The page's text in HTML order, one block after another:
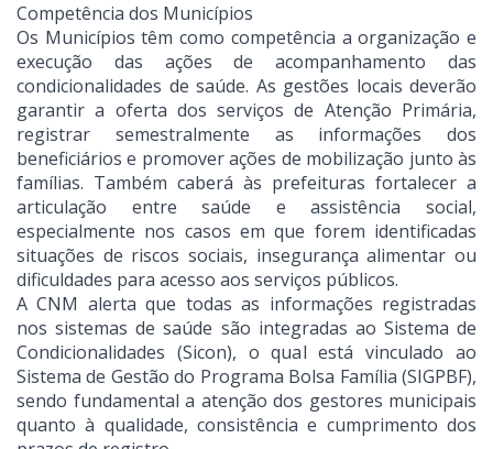
Competência dos Municípios
Os Municípios têm como competência a organização e
execução das ações de acompanhamento das
condicionalidades de saúde. As gestões locais deverão
garantir a oferta dos serviços de Atenção Primária,
registrar semestralmente as informações dos
beneficiários e promover ações de mobilização junto às
famílias. Também caberá às prefeituras fortalecer a
articulação entre saúde e assistência social,
especialmente nos casos em que forem identificadas
situações de riscos sociais, insegurança alimentar ou
dificuldades para acesso aos serviços públicos.
A CNM alerta que todas as informações registradas
nos sistemas de saúde são integradas ao Sistema de
Condicionalidades (Sicon), o qual está vinculado ao
Sistema de Gestão do Programa Bolsa Família (SIGPBF),
sendo fundamental a atenção dos gestores municipais
quanto à qualidade, consistência e cumprimento dos